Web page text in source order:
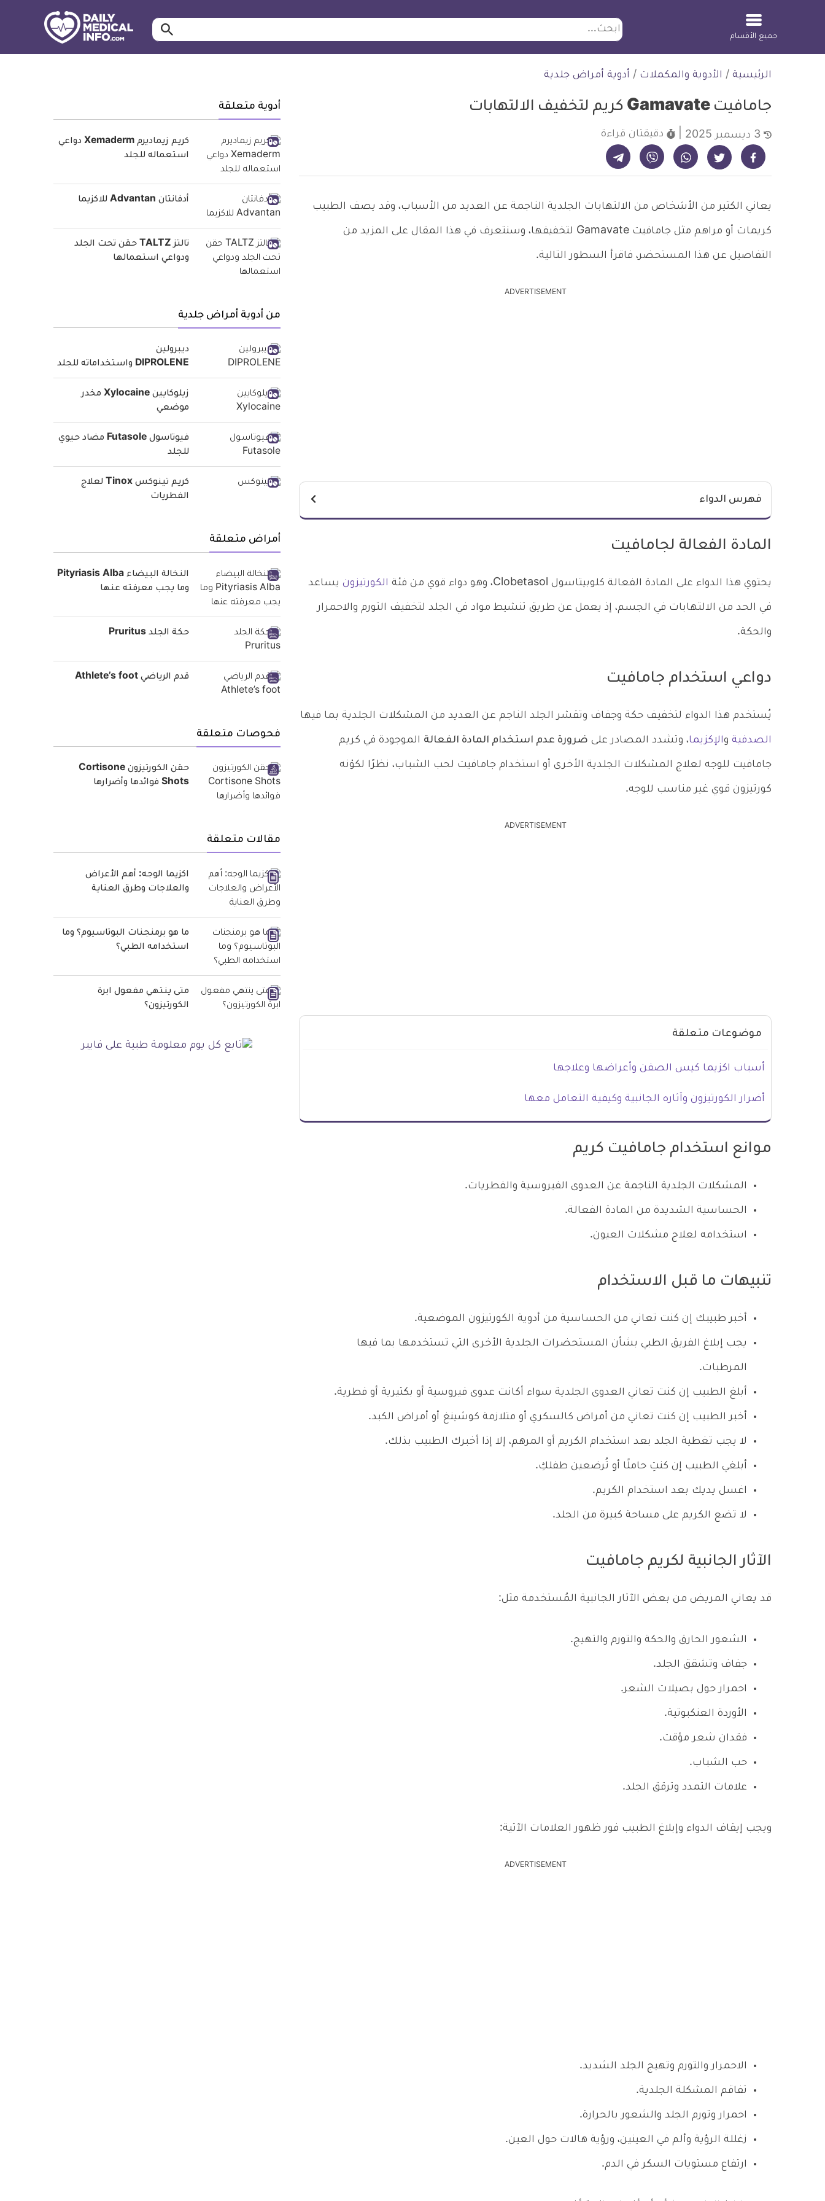
ابحث ابحث…
جميع الأقسام
الرئيسية / الأدوية والمكملات / أدوية أمراض جلدية
جامافيت Gamavate كريم لتخفيف الالتهابات
دقيقتان قراءة
شارك على فيسبوك - ديلي ميديكال انفو شارك على تويتر - ديلي ميديكال انفو شارك على واتساب - ديلي ميديكال انفو شارك على فايبر - ديلي ميديكال انفو شارك على تيليجرام - ديلي ميديكال انفو
يعاني الكثير من الأشخاص من الالتهابات الجلدية الناجمة عن العديد من الأسباب، وقد يصف الطبيب
كريمات أو مراهم مثل جامافيت Gamavate لتخفيفها، وسنتعرف في هذا المقال على المزيد من
التفاصيل عن هذا المستحضر، فاقرأ السطور التالية.
ADVERTISEMENT
فهرس الدواء
المادة الفعالة لجامافيت
يحتوي هذا الدواء على المادة الفعالة كلوبيتاسول Clobetasol، وهو دواء قوي من فئة الكورتيزون يساعد
في الحد من الالتهابات في الجسم، إذ يعمل عن طريق تنشيط مواد في الجلد لتخفيف التورم والاحمرار
والحكة.
دواعي استخدام جامافيت
يُستخدم هذا الدواء لتخفيف حكة وجفاف وتقشر الجلد الناجم عن العديد من المشكلات الجلدية بما فيها
الصدفية والإكزيما، وتشدد المصادر على ضرورة عدم استخدام المادة الفعالة الموجودة في كريم
جامافيت للوجه لعلاج المشكلات الجلدية الأخرى أو استخدام جامافيت لحب الشباب، نظرًا لكوْنه
كورتيزون قوي غير مناسب للوجه.
ADVERTISEMENT
موضوعات متعلقة
أسباب اكزيما كيس الصفن وأعراضها وعلاجها
أضرار الكورتيزون وآثاره الجانبية وكيفية التعامل معها
موانع استخدام جامافيت كريم
المشكلات الجلدية الناجمة عن العدوى الفيروسية والفطريات.
الحساسية الشديدة من المادة الفعالة.
استخدامه لعلاج مشكلات العيون.
تنبيهات ما قبل الاستخدام
أخبر طبيبك إن كنت تعاني من الحساسية من أدوية الكورتيزون الموضعية.
يجب إبلاغ الفريق الطبي بشأن المستحضرات الجلدية الأخرى التي تستخدمها بما فيها
المرطبات.
أبلغ الطبيب إن كنت تعاني العدوى الجلدية سواء أكانت عدوى فيروسية أو بكتيرية أو فطرية.
أخبر الطبيب إن كنت تعاني من أمراض كالسكري أو متلازمة كوشينغ أو أمراض الكبد.
لا يجب تغطية الجلد بعد استخدام الكريم أو المرهم، إلا إذا أخبرك الطبيب بذلك.
أبلغي الطبيب إن كنتِ حاملًا أو تُرضعين طفلكِ.
اغسل يديك بعد استخدام الكريم.
لا تضع الكريم على مساحة كبيرة من الجلد.
الآثار الجانبية لكريم جامافيت
قد يعاني المريض من بعض الآثار الجانبية المُستخدمة مثل:
الشعور الحارق والحكة والتورم والتهيج.
جفاف وتشقق الجلد.
احمرار حول بصيلات الشعر.
الأوردة العنكبوتية.
فقدان شعر مؤقت.
حب الشباب.
علامات التمدد وترقق الجلد.
ويجب إيقاف الدواء وإبلاغ الطبيب فور ظهور العلامات الآتية:
ADVERTISEMENT
الاحمرار والتورم وتهيج الجلد الشديد.
تفاقم المشكلة الجلدية.
احمرار وتورم الجلد والشعور بالحرارة.
زغللة الرؤية وألم في العينين، ورؤية هالات حول العين.
ارتفاع مستويات السكر في الدم.
أدوية متعلقة
كريم زيماديرم Xemaderm دواعي
استعماله للجلد
أدفانتان Advantan للاكزيما
تالتز TALTZ حقن تحت الجلد
ودواعي استعمالها
من أدوية أمراض جلدية
ديبرولين
DIPROLENE واستخداماته للجلد
زيلوكايين Xylocaine مخدر
موضعي
فيوتاسول Futasole مضاد حيوي
للجلد
كريم تينوكس Tinox لعلاج
الفطريات
أمراض متعلقة
النخالة البيضاء Pityriasis Alba
وما يجب معرفته عنها
حكة الجلد Pruritus
قدم الرياضي Athlete’s foot
فحوصات متعلقة
حقن الكورتيزون Cortisone
Shots فوائدها وأضرارها
مقالات متعلقة
اكزيما الوجه: أهم الأعراض
والعلاجات وطرق العناية
ما هو برمنجنات البوتاسيوم؟ وما
استخدامه الطبي؟
متى ينتهي مفعول ابرة
الكورتيزون؟